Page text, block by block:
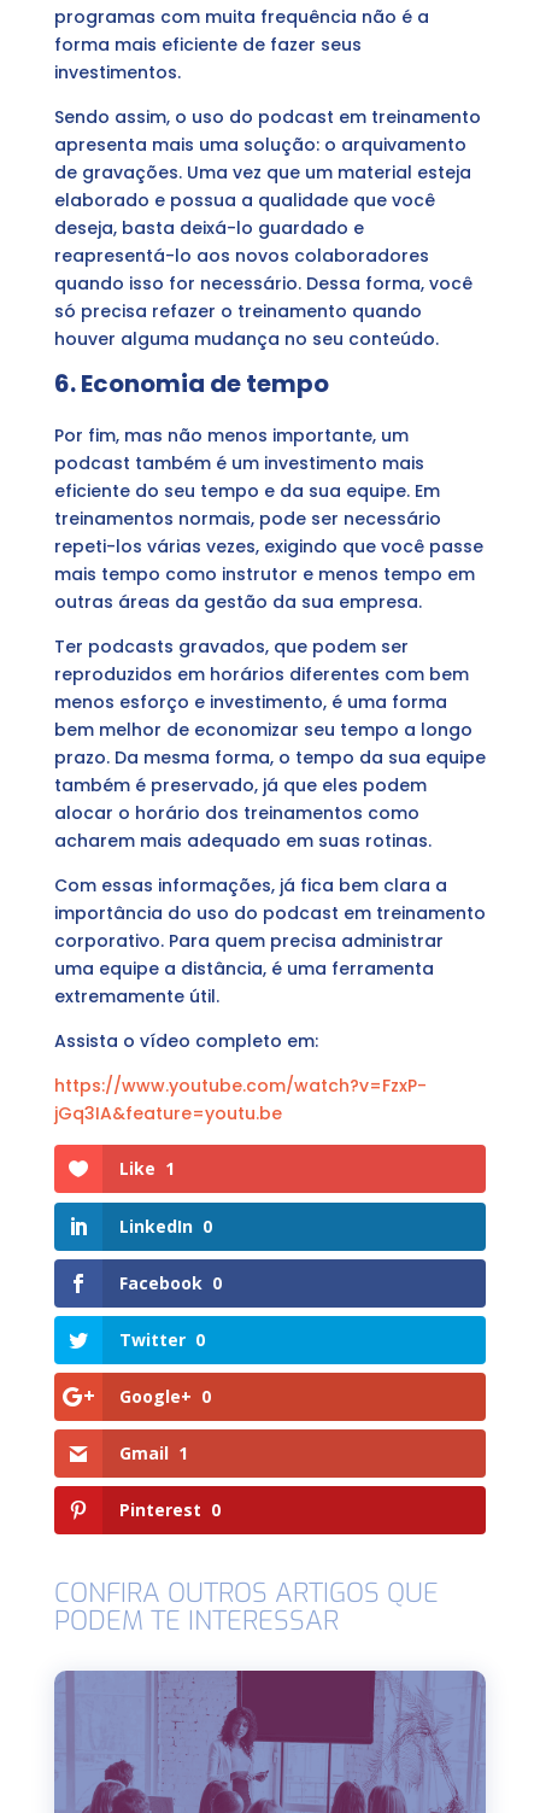
programas com muita frequência não é a
forma mais eficiente de fazer seus
investimentos.
Sendo assim, o uso do podcast em treinamento
apresenta mais uma solução: o arquivamento
de gravações. Uma vez que um material esteja
elaborado e possua a qualidade que você
deseja, basta deixá-lo guardado e
reapresentá-lo aos novos colaboradores
quando isso for necessário. Dessa forma, você
só precisa refazer o treinamento quando
houver alguma mudança no seu conteúdo.
6. Economia de tempo
Por fim, mas não menos importante, um
podcast também é um investimento mais
eficiente do seu tempo e da sua equipe. Em
treinamentos normais, pode ser necessário
repeti-los várias vezes, exigindo que você passe
mais tempo como instrutor e menos tempo em
outras áreas da gestão da sua empresa.
Ter podcasts gravados, que podem ser
reproduzidos em horários diferentes com bem
menos esforço e investimento, é uma forma
bem melhor de economizar seu tempo a longo
prazo. Da mesma forma, o tempo da sua equipe
também é preservado, já que eles podem
alocar o horário dos treinamentos como
acharem mais adequado em suas rotinas.
Com essas informações, já fica bem clara a
importância do uso do podcast em treinamento
corporativo. Para quem precisa administrar
uma equipe a distância, é uma ferramenta
extremamente útil.
Assista o vídeo completo em:
https://www.youtube.com/watch?v=FzxP-
jGq3IA&feature=youtu.be
Like 1
LinkedIn 0
Facebook 0
Twitter 0
Google+ 0
Gmail 1
Pinterest 0
CONFIRA OUTROS ARTIGOS QUE
PODEM TE INTERESSAR